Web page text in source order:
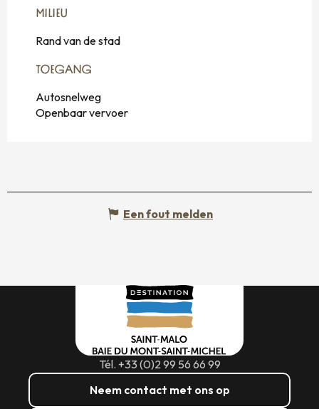
MILIEU
MILIEU
Rand van de stad
TOEGANG
TOEGANG
Autosnelweg
Openbaar vervoer
Een fout melden
Tél. +33 (0)2 99 56 66 99
Neem contact met ons op